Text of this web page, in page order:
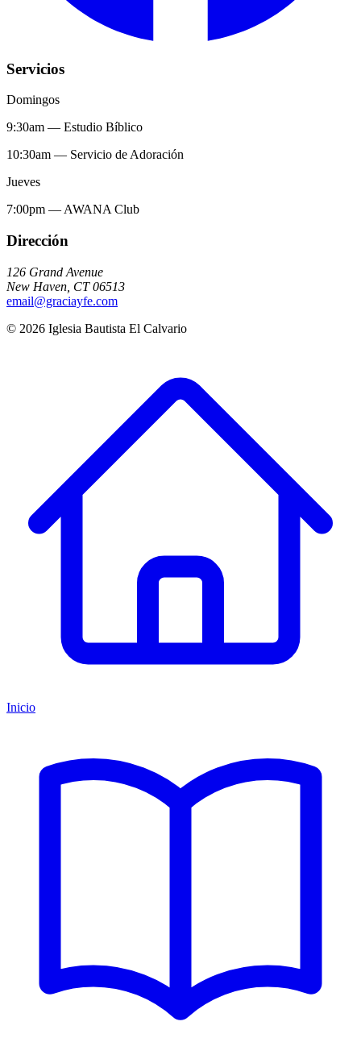
Servicios
Domingos
9:30am — Estudio Bíblico
10:30am — Servicio de Adoración
Jueves
7:00pm — AWANA Club
Dirección
126 Grand Avenue
New Haven CT 06513
email@graciayfe.com
© 2026 Iglesia Bautista El Calvario
Inicio